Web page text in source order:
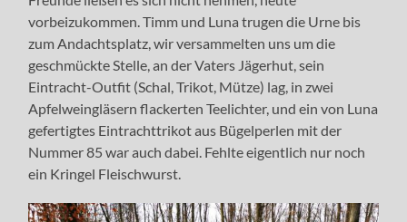
vorbeizukommen. Timm und Luna trugen die Urne bis
zum Andachtsplatz, wir versammelten uns um die
geschmückte Stelle, an der Vaters Jägerhut, sein
Eintracht-Outfit (Schal, Trikot, Mütze) lag, in zwei
Apfelweingläsern flackerten Teelichter, und ein von Luna
gefertigtes Eintrachttrikot aus Bügelperlen mit der
Nummer 85 war auch dabei. Fehlte eigentlich nur noch
ein Kringel Fleischwurst.